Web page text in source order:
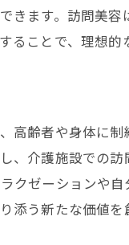
立したサービス
もたらす快適な時
問美容の料金体系
たらす安心感
ンの比較
訪問美容の秘密
ます。訪問美
ことで、理想的
齢者や身体に
介護施設での
ゼーションや
う新たな価値